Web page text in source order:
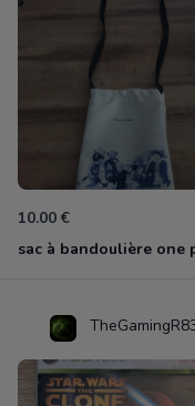
10.00 €
sac à bandoulière one